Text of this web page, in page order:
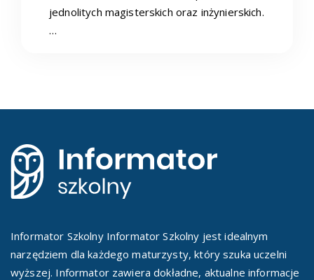
jednolitych magisterskich oraz inżynierskich.
…
Informator Szkolny Informator Szkolny jest idealnym
narzędziem dla każdego maturzysty, który szuka uczelni
wyższej. Informator zawiera dokładne, aktualne informacje